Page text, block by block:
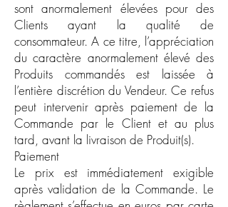
sont anormalement élevées pour des
Clients ayant la qualité de
consommateur. A ce titre, l’appréciation
du caractère anormalement élevé des
Produits commandés est laissée à
l’entière discrétion du Vendeur. Ce refus
peut intervenir après paiement de la
Commande par le Client et au plus
tard, avant la livraison de Produit(s).
Paiement
Le prix est immédiatement exigible
après validation de la Commande. Le